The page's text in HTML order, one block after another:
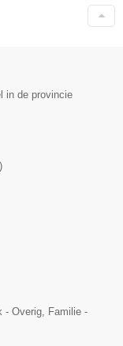
in de provincie
)
- Overig, Familie -